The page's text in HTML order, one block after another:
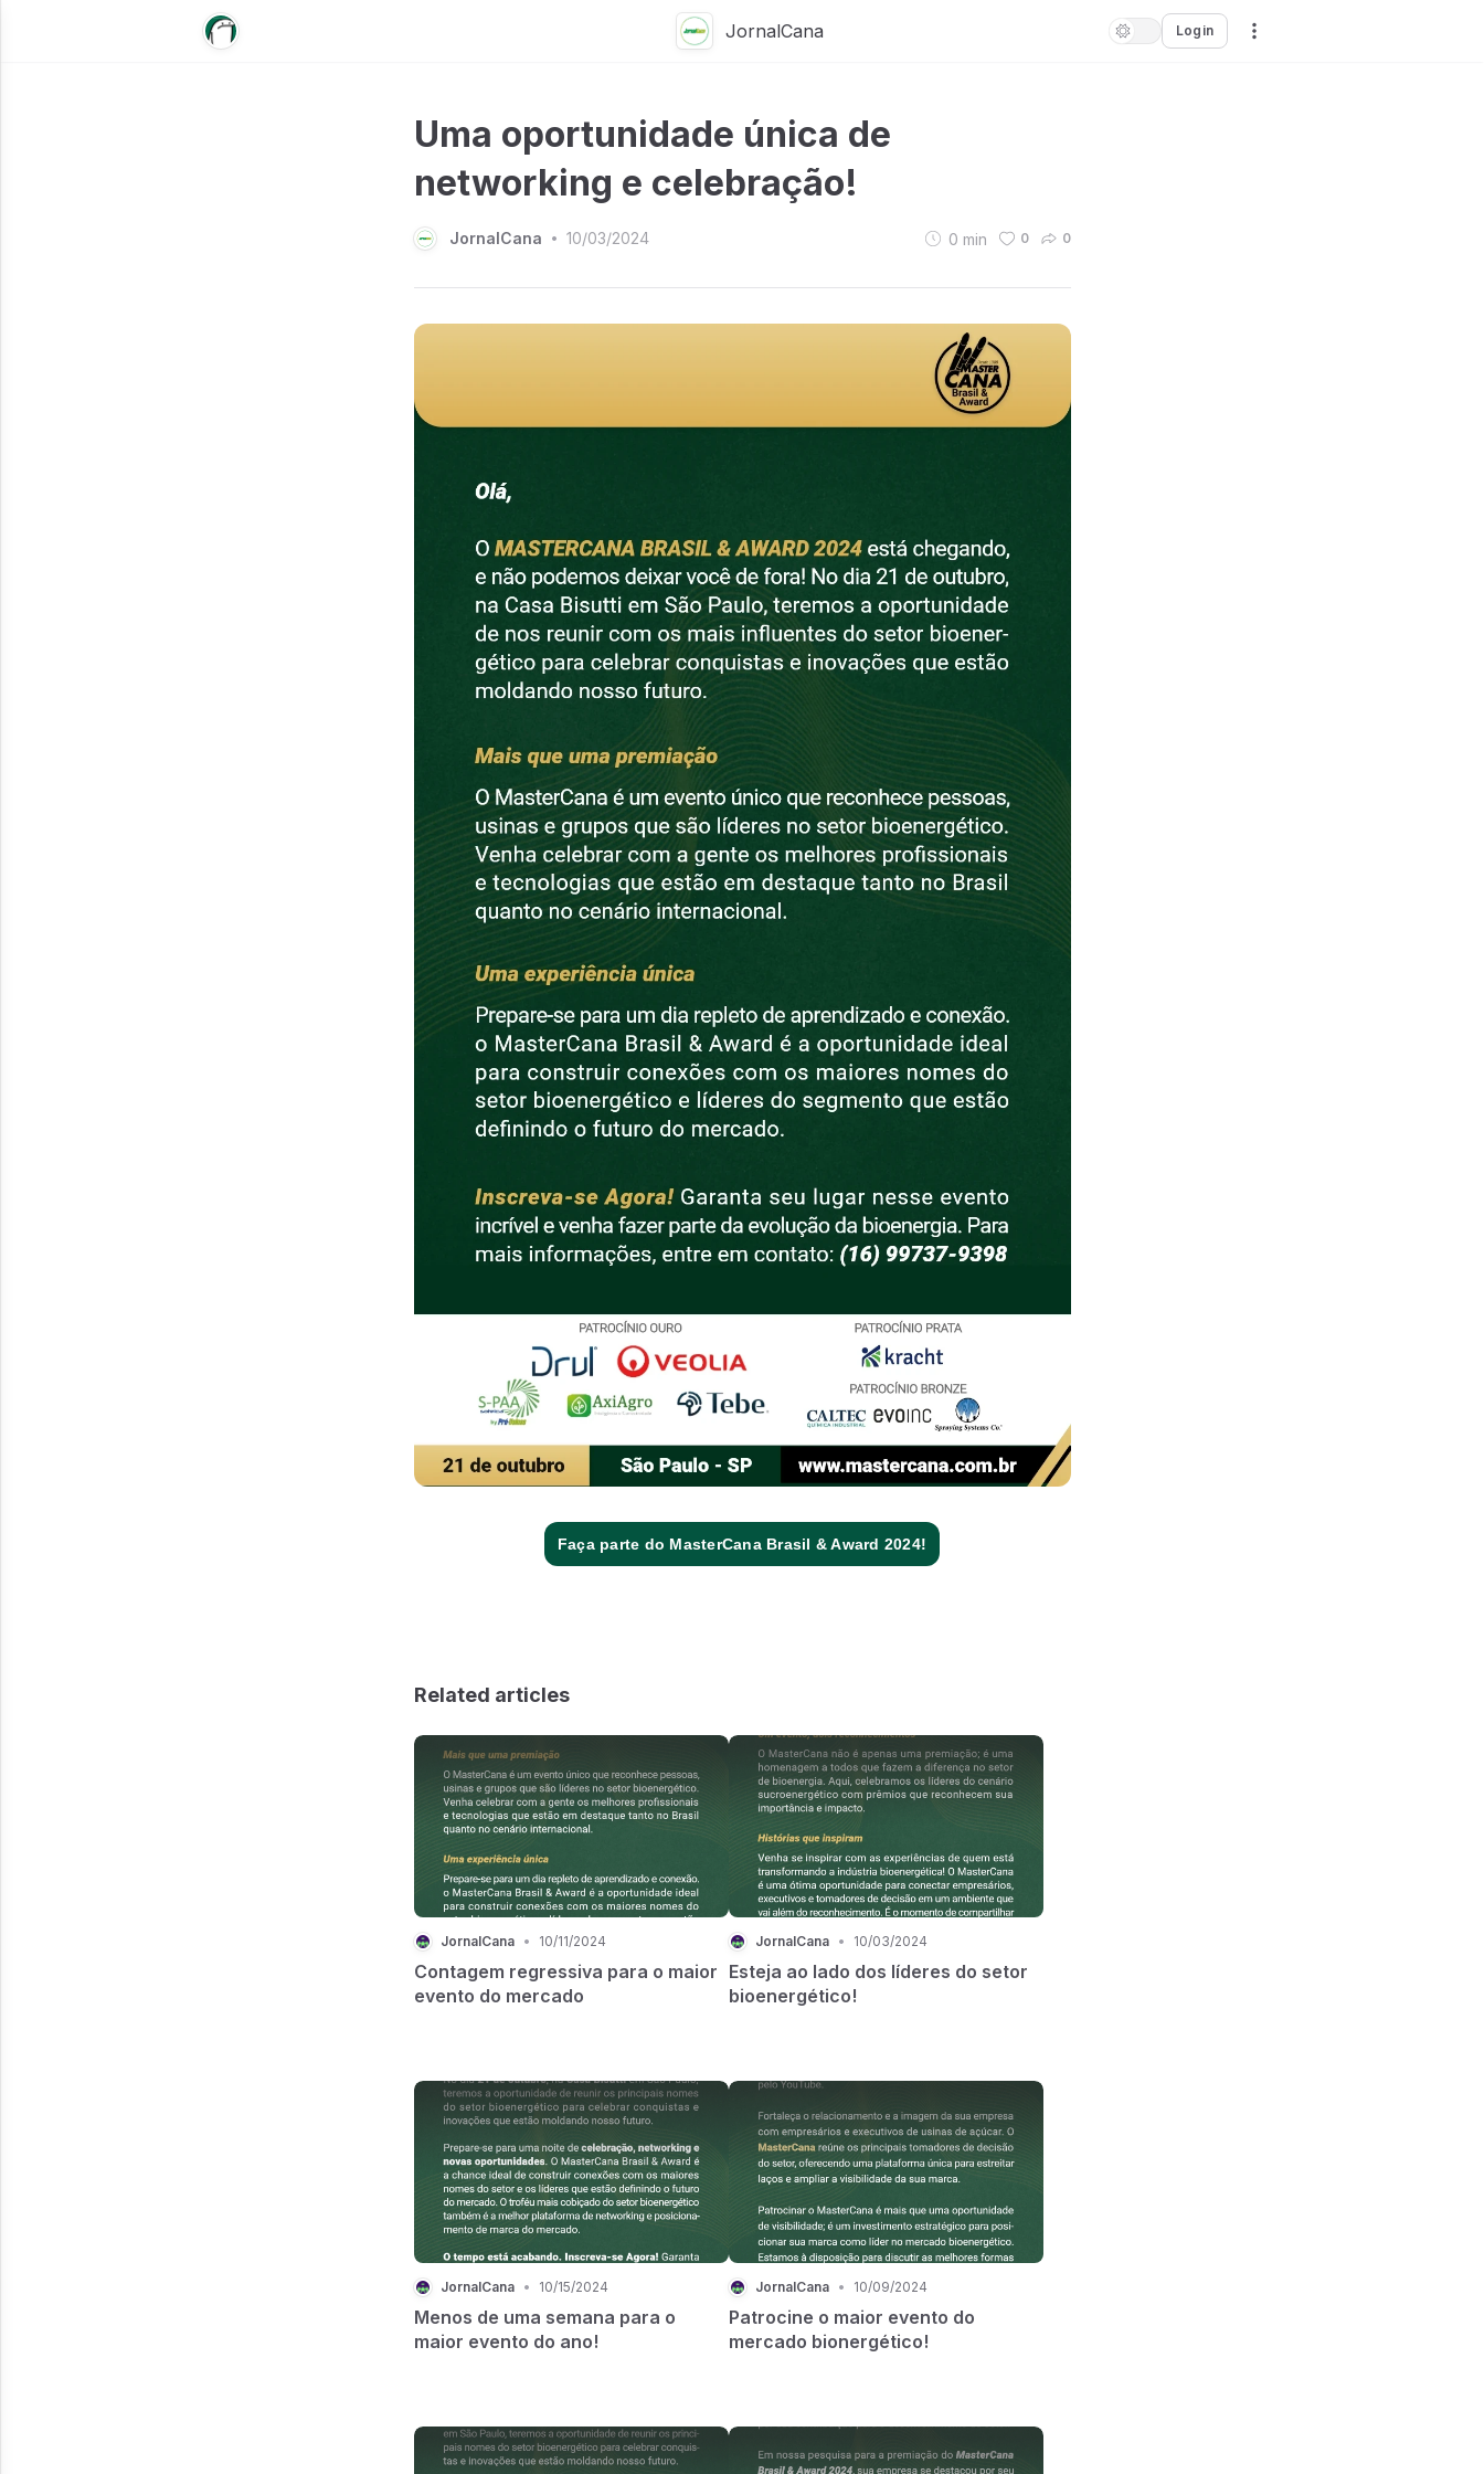
JornalCana Login
Uma oportunidade única de
networking e celebração!
JornalCana • 10/03/2024 0 min 0 0
Faça parte do MasterCana Brasil & Award 2024!
Related articles
JornalCana • 10/11/2024
Contagem regressiva para o maior
evento do mercado
JornalCana • 10/03/2024
Esteja ao lado dos líderes do setor
bioenergético!
JornalCana • 10/15/2024
Menos de uma semana para o
maior evento do ano!
JornalCana • 10/09/2024
Patrocine o maior evento do
mercado bionergético!